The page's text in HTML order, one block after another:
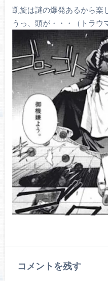
凱旋は謎の爆発あるから楽
うっ、頭が・・・（トラウ
コメントを残す